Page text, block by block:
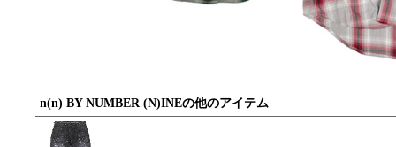
n(n) BY NUMBER (N)INEの他のアイテム